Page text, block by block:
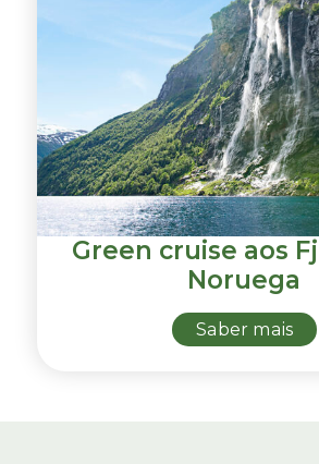
Green cruise aos
Noruega
Saber mais